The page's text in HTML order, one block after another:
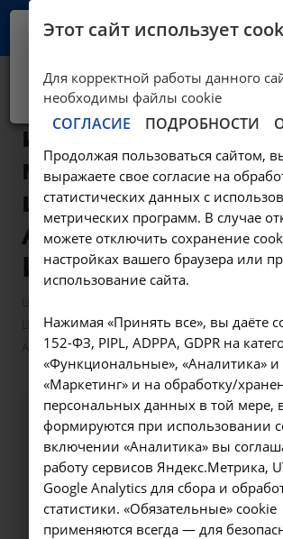
Цитологическое
исследование
микропрепарата
шейки матки -
A08.20.017 в
Иркутске
Цитологическое исследование
A08.20.017 в Иркутске
Оформите заявку на сайте,
мы свяжемся с вами в
ближайшее время и ответим
на все интересующие
вопросы.
Ваш город -
Да, верно Нет, выбрать
Этот сайт использует
Для корректной работы данного
необходимы файлы cookie
СОГЛАСИЕ ПОДРОБНОСТИ
Продолжая пользоваться сайтом,
выражаете свое согласие на
статистических данных с
метрических программ. В случае
можете отключить сохранение
настройках вашего браузера или
использование сайта.
Нажимая «Принять все», вы даёте
152-ФЗ, PIPL, ADPPA, GDPR на
«Функциональные», «Аналитика» и
«Маркетинг» и на обработку/
персональных данных в той мере,
формируются при использовании
включении «Аналитика» вы
работу сервисов Яндекс.Метрика,
Google Analytics для сбора и
статистики. «Обязательные» cookie
применяются всегда — для